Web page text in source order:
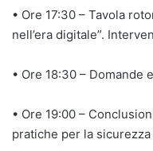
• Ore 17:30 – Tavola
nell’era digitale”.
• Ore 18:30 –
• Ore 19:00 –
pratiche per la